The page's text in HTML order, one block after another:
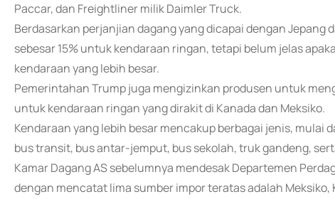
Paccar, dan Freightliner milik Daimler Truck.
Berdasarkan perjanjian dagang yang dicapai dengan
sebesar 15% untuk kendaraan ringan, tetapi belum jelas
kendaraan yang lebih besar.
Pemerintahan Trump juga mengizinkan produsen untuk
untuk kendaraan ringan yang dirakit di Kanada dan Meksiko.
Kendaraan yang lebih besar mencakup berbagai jenis,
bus transit, bus antar-jemput, bus sekolah, truk gandeng,
Kamar Dagang AS sebelumnya mendesak Departemen
dengan mencatat lima sumber impor teratas adalah Meksiko,